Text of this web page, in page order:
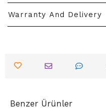
Warranty And Delivery
Benzer Ürünler